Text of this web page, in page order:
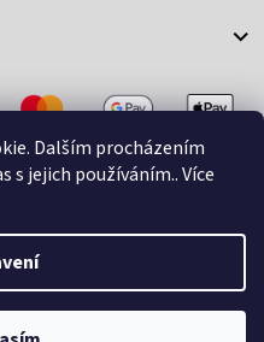
Dalším procházením
s jejich používáním.. Více
Shoptet